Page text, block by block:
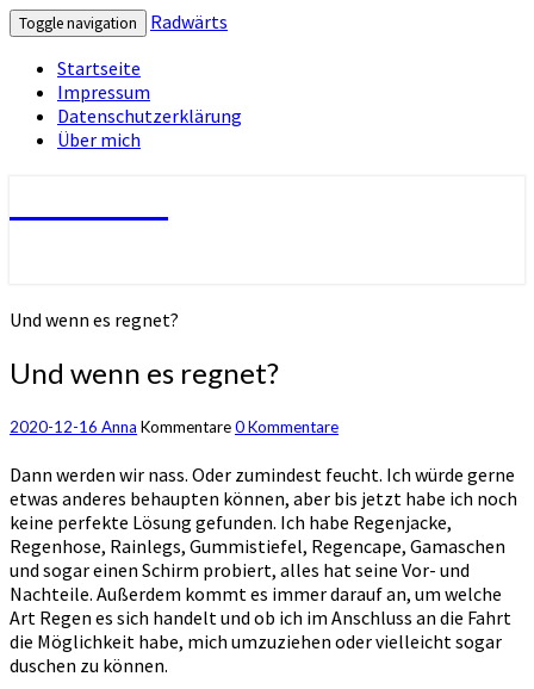
Toggle navigation
Radwärts
Startseite
Impressum
Datenschutzerklärung
Über mich
Und wenn es regnet?
Und wenn es regnet?
2020-12-16 Anna Kommentare0 Kommentare
Dann werden wir nass. Oder zumindest feucht. Ich würde gerne
etwas anderes behaupten können, aber bis jetzt habe ich noch
keine perfekte Lösung gefunden. Ich habe Regenjacke,
Regenhose, Rainlegs, Gummistiefel, Regencape, Gamaschen
und sogar einen Schirm probiert, alles hat seine Vor- und
Nachteile. Außerdem kommt es immer darauf an, um welche
Art Regen es sich handelt und ob ich im Anschluss an die Fahrt
die Möglichkeit habe, mich umzuziehen oder vielleicht sogar
duschen zu können.